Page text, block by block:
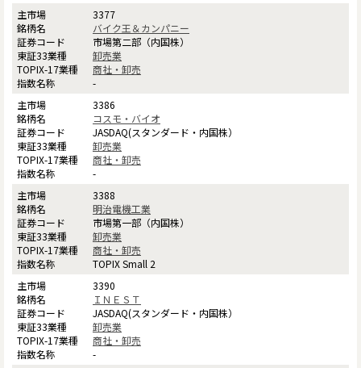
3377
バイク王＆カンパニー
市場第二部（内国株）
卸売業
商社・卸売
-
3386
コスモ・バイオ
JASDAQ(スタンダード・内国株）
卸売業
商社・卸売
-
3388
明治電機工業
市場第一部（内国株）
卸売業
商社・卸売
TOPIX Small 2
3390
ＩＮＥＳＴ
JASDAQ(スタンダード・内国株）
卸売業
商社・卸売
-